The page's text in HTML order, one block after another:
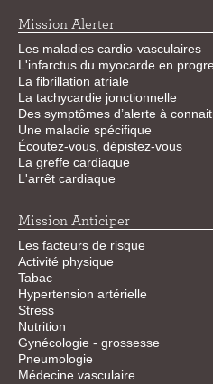
Mission Alerter
Les maladies cardio-vasculaires
L'infarctus du myocarde en
La fibrillation atriale
La tachycardie jonctionnelle
Des symptômes d’alerte à
Une maladie spécifique
Écoutez-vous, dépistez-vous
La greffe cardiaque
L'arrêt cardiaque
Mission Anticiper
Les facteurs de risque
Activité physique
Tabac
Hypertension artérielle
Stress
Nutrition
Gynécologie - grossesse
Pneumologie
Médecine vasculaire